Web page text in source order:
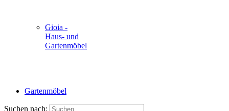
Gioia -
Haus- und
Gartenmöbel
Gartenmöbel
Suchen nach: